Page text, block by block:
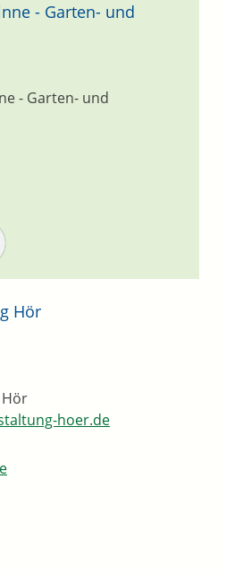
- Garten- und
- Garten- und
Hör
hoer.de